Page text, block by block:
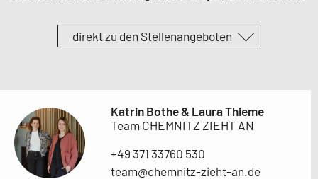
direkt zu den Stellenangeboten
Katrin Bothe & Laura Thieme
Team CHEMNITZ ZIEHT AN
+49 371 33760 530
team@chemnitz-zieht-an.de